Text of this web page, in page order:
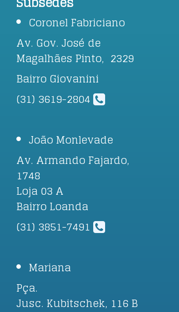
Coronel Fabriciano
Av. Gov. José de
Magalhães Pinto, 2329
Bairro Giovanini
(31) 3619-2804
João Monlevade
Av. Armando Fajardo,
1748
Loja 03 A
Bairro Loanda
(31) 3851-7491
Mariana
Pça.
Jusc. Kubitschek, 116 B